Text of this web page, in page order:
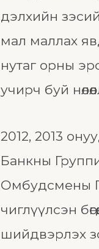
дэлхийн
мал маллах
нутаг орны
учирч буй
2012, 2013
Банкны
Омбудсмены
чиглүүлсэн
шийдвэрлэх